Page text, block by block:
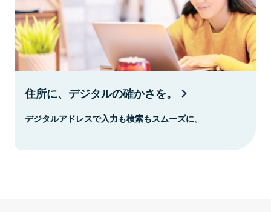
住所に、デジタルの確かさを。
デジタルアドレスで入力も検索もスムーズに。